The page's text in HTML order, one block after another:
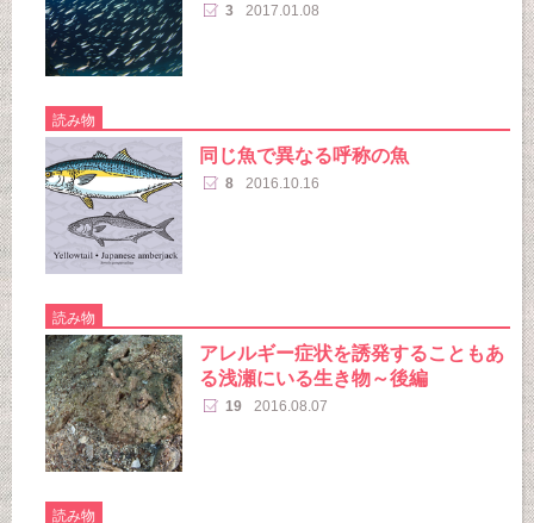
3 2017.01.08
読み物
同じ魚で異なる呼称の魚
8 2016.10.16
読み物
アレルギー症状を誘発することもあ
る浅瀬にいる生き物～後編
19 2016.08.07
読み物